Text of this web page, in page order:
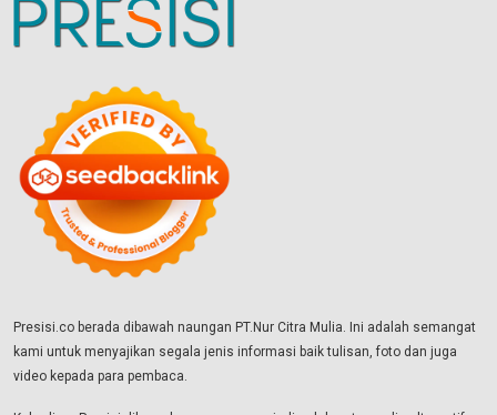
Presisi.co berada dibawah naungan PT.Nur Citra Mulia. Ini adalah semangat
kami untuk menyajikan segala jenis informasi baik tulisan, foto dan juga
video kepada para pembaca.